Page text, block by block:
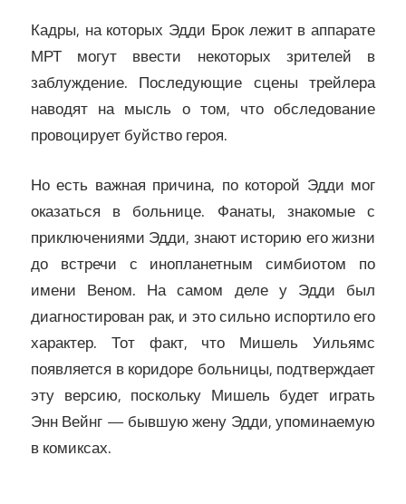
Кадры, на которых Эдди Брок лежит в аппарате
МРТ могут ввести некоторых зрителей в
заблуждение. Последующие сцены трейлера
наводят на мысль о том, что обследование
провоцирует буйство героя.
Но есть важная причина, по которой Эдди мог
оказаться в больнице. Фанаты, знакомые с
приключениями Эдди, знают историю его жизни
до встречи с инопланетным симбиотом по
имени Веном. На самом деле у Эдди был
диагностирован рак, и это сильно испортило его
характер. Тот факт, что Мишель Уильямс
появляется в коридоре больницы, подтверждает
эту версию, поскольку Мишель будет играть
Энн Вейнг — бывшую жену Эдди, упоминаемую
в комиксах.